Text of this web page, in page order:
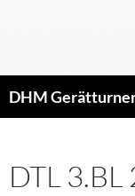
DHM
DTL